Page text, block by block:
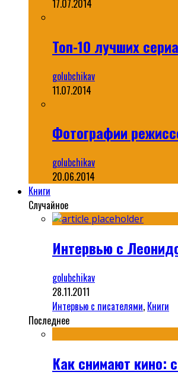
17.07.2014
Топ-10 лучших
golubchikav
11.07.2014
Фотографии
golubchikav
20.06.2014
Книги
Случайное
Интервью с
golubchikav
28.11.2011
Интервью с писателями, Книги
Последнее
Как снимают кино: